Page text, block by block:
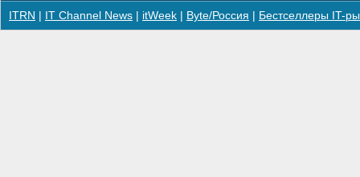
ITRN IT Channel News itWeek Byte/Россия Бестселлеры IT-